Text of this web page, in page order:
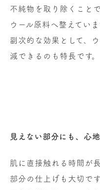
不純物を取り除くこと
ウール原料へ整えていま
副次的な効果として、
減できるのも特長です。
見えない部分にも、心
肌に直接触れる時間が
部分の仕上げも大切です